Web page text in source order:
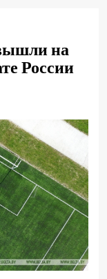
на
России